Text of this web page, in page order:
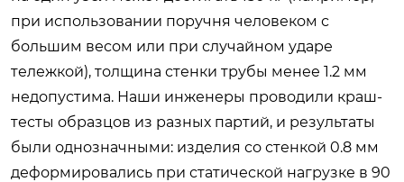
при использовании поручня человеком с
большим весом или при случайном ударе
тележкой), толщина стенки трубы менее 1.2 мм
недопустима. Наши инженеры проводили краш-
тесты образцов из разных партий, и результаты
были однозначными: изделия со стенкой 0.8 мм
деформировались при статической нагрузке в 90